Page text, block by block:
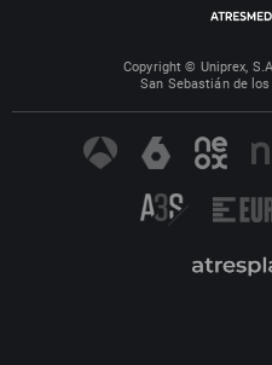
Copyright © Uniprex,
San Sebastián de